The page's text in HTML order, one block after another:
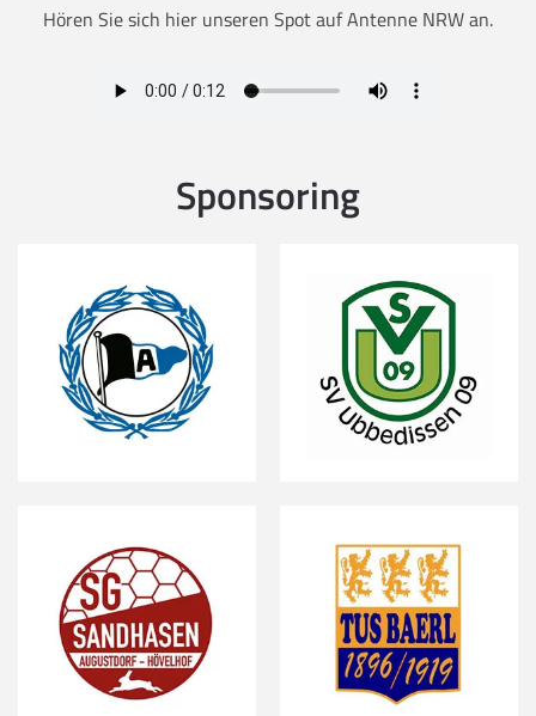
Hören Sie sich hier unseren Spot auf Antenne NRW an.
Sponsoring